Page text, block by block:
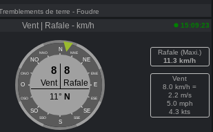
de terre - Foudre
Vent | Rafale - km/h 15:09:23
N
NNO NNE
NO NE
ONO ENE
O E
OSO ESE
SO SE
SSO SSE
S
8 8
Vent
Rafale
11° N
Rafale (Maxi.)
11.3 km/h
Vent
8.0 km/h =
2.2 m/s
5.0 mph
4.3 kts